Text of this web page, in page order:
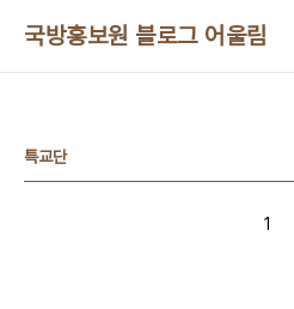
국방홍보원 블로그 어울림
특교단
1